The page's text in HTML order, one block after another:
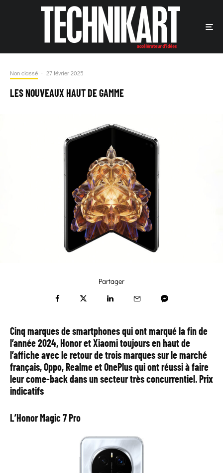
Non classé · 27 février 2025
LES NOUVEAUX HAUT DE GAMME
Partager
Cinq marques de smartphones qui ont marqué la fin de
l’année 2024, Honor et Xiaomi toujours en haut de
l’affiche avec le retour de trois marques sur le marché
français, Oppo, Realme et OnePlus qui ont réussi à faire
leur come-back dans un secteur très concurrentiel. Prix
indicatifs
L’Honor Magic 7 Pro